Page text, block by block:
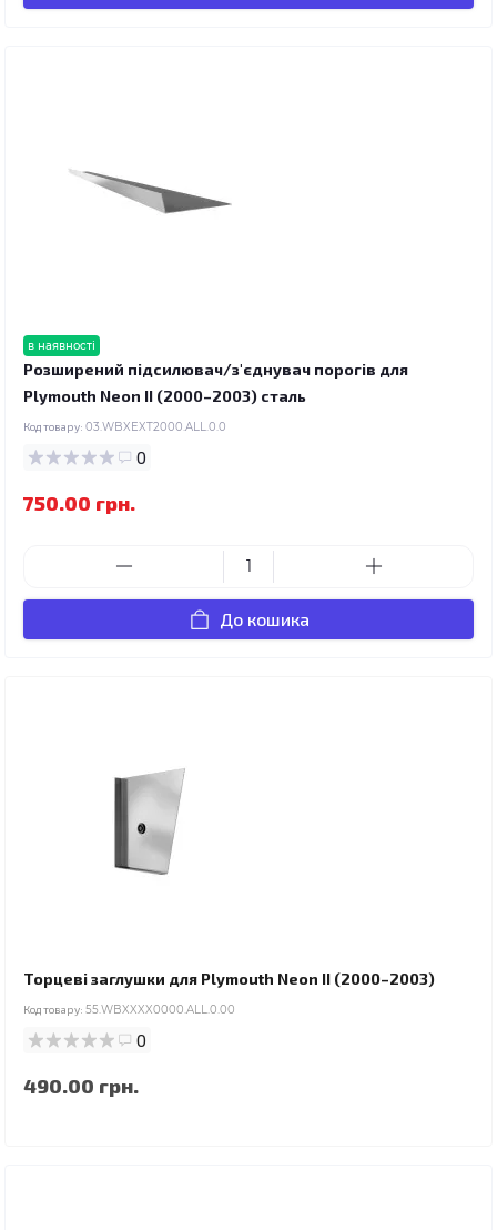
в наявності
Розширений підсилювач/з'єднувач порогів для
Plymouth Neon II (2000–2003) сталь
Код товару: 03.WBXEXT2000.ALL.0.0
0
750.00 грн.
До кошика
Торцеві заглушки для Plymouth Neon II (2000–2003)
Код товару: 55.WBXXXX0000.ALL.0.00
0
490.00 грн.